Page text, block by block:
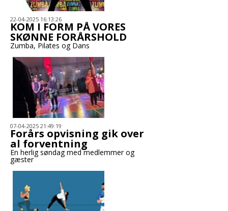
22-04-2025 16:13:26
KOM I FORM PÅ VORES
SKØNNE FORÅRSHOLD
Zumba, Pilates og Dans
07-04-2025 21:49:19
Forårs opvisning gik over
al forventning
En herlig søndag med medlemmer og
gæster